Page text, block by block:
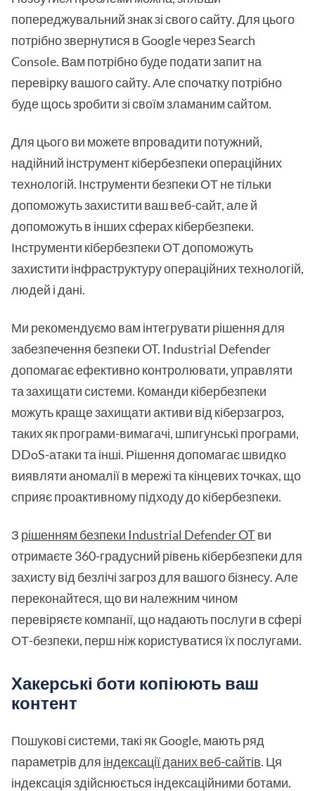
попереджувальний знак зі свого сайту. Для цього
потрібно звернутися в Google через Search
Console. Вам потрібно буде подати запит на
перевірку вашого сайту. Але спочатку потрібно
буде щось зробити зі своїм зламаним сайтом.
Для цього ви можете впровадити потужний,
надійний інструмент кібербезпеки операційних
технологій. Інструменти безпеки ОТ не тільки
допоможуть захистити ваш веб-сайт, але й
допоможуть в інших сферах кібербезпеки.
Інструменти кібербезпеки ОТ допоможуть
захистити інфраструктуру операційних технологій,
людей і дані.
Ми рекомендуємо вам інтегрувати рішення для
забезпечення безпеки OT. Industrial Defender
допомагає ефективно контролювати, управляти
та захищати системи. Команди кібербезпеки
можуть краще захищати активи від кіберзагроз,
таких як програми-вимагачі, шпигунські програми,
DDoS-атаки та інші. Рішення допомагає швидко
виявляти аномалії в мережі та кінцевих точках, що
сприяє проактивному підходу до кібербезпеки.
З рішенням безпеки Industrial Defender OTви
отримаєте 360-градусний рівень кібербезпеки для
захисту від безлічі загроз для вашого бізнесу. Але
переконайтеся, що ви належним чином
перевіряєте компанії, що надають послуги в сфері
ОТ-безпеки, перш ніж користуватися їх послугами.
Хакерські боти копіюють ваш
контент
Пошукові системи, такі як Google, мають ряд
параметрів для індексації даних веб-сайтів. Ця
індексація здійснюється індексаційними ботами.